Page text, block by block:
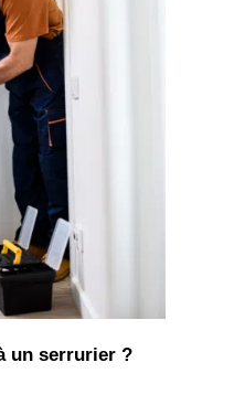
un serrurier ?